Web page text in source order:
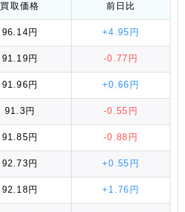
買取価格 前日比
96.14円 +4.95円
91.19円 -0.77円
91.96円 +0.66円
91.3円 -0.55円
91.85円 -0.88円
92.73円 +0.55円
92.18円 +1.76円